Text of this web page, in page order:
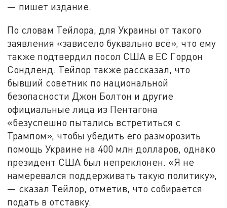
— пишет издание.
По словам Тейлора, для Украины от такого
заявления «зависело буквально всё», что ему
также подтвердил посол США в ЕС Гордон
Сондленд. Тейлор также рассказал, что
бывший советник по национальной
безопасности Джон Болтон и другие
официальные лица из Пентагона
«безуспешно пытались встретиться с
Трампом», чтобы убедить его разморозить
помощь Украине на 400 млн долларов, однако
президент США был непреклонен. «Я не
намеревался поддерживать такую политику»,
— сказал Тейлор, отметив, что собирается
подать в отставку.